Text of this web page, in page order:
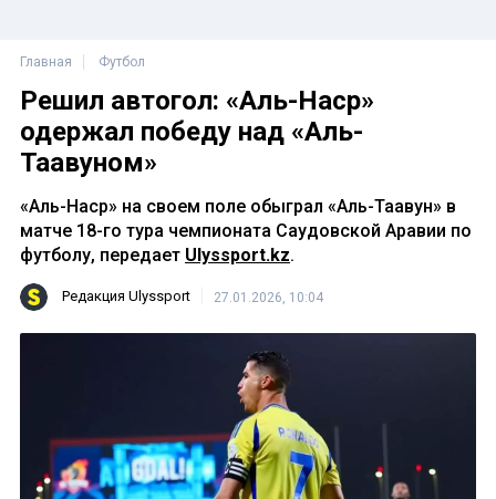
Главная Футбол
Решил автогол: «Аль-Наср»
одержал победу над «Аль-
Таавуном»
«Аль-Наср» на своем поле обыграл «Аль-Таавун» в
матче 18-го тура чемпионата Саудовской Аравии по
футболу, передает Ulyssport.kz.
Редакция Ulyssport 27.01.2026, 10:04